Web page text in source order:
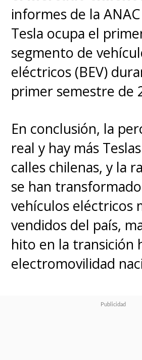
informes de la ANAC
Tesla ocupa el
segmento de
eléctricos (BEV)
primer semestre de
En conclusión, la
real y hay más
calles chilenas, y la
se han
vehículos eléctricos
vendidos del país,
hito en la transición
electromovilidad